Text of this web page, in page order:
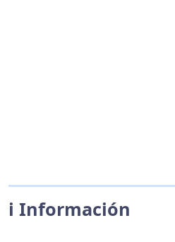
ℹ️ Información